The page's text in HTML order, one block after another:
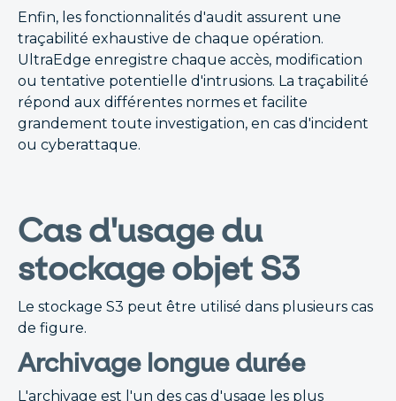
Enfin, les fonctionnalités d'audit assurent une
traçabilité exhaustive de chaque opération.
UltraEdge enregistre chaque accès, modification
ou tentative potentielle d'intrusions. La traçabilité
répond aux différentes normes et facilite
grandement toute investigation, en cas d'incident
ou cyberattaque.
Cas d'usage du
stockage objet S3
Le stockage S3 peut être utilisé dans plusieurs cas
de figure.
Archivage longue durée
L'archivage est l'un des cas d'usage les plus